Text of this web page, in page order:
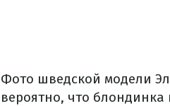
Фото шведской модели
вероятно, что блондинка